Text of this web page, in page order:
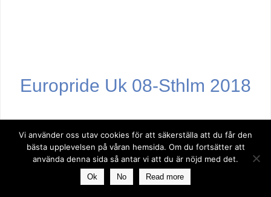
Europride Uk 08-Sthlm 2018
Vi använder oss utav cookies för att säkerställa att du får den
bästa upplevelsen på våran hemsida. Om du fortsätter att
använda denna sida så antar vi att du är nöjd med det.
Ok No Read more